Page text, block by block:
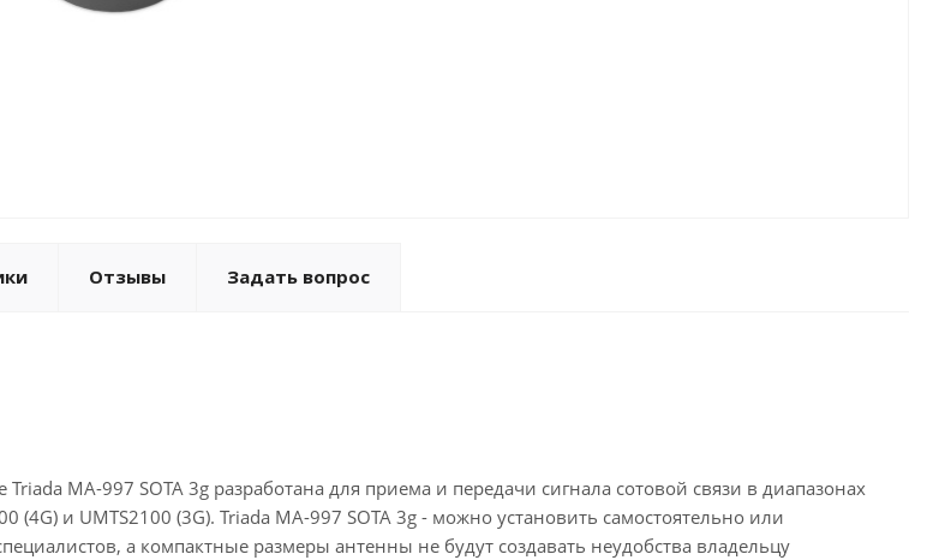
Отзывы Задать вопрос
MA-997 SOTA 3g разработана для приема и передачи сигнала сотовой связи в диапазонах
(4G) и UMTS2100 (3G). Triada MA-997 SOTA 3g - можно установить самостоятельно или
а компактные размеры антенны не будут создавать неудобства владельцу